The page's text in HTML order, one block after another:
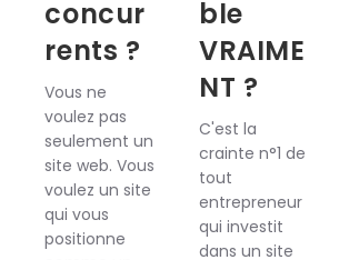
concur
rents ?
Vous ne
voulez pas
seulement un
site web. Vous
voulez un site
qui vous
positionne
ble
VRAIME
NT ?
C'est la
crainte n°1 de
tout
entrepreneur
qui investit
dans un site